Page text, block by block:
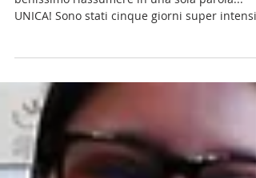
Admin
Il Campo Base con i vostri
occhi
L'esperienza del campo base si potrebbe
benissimo riassumere in una sola parola...
UNICA! Sono stati cinque giorni super intensi,